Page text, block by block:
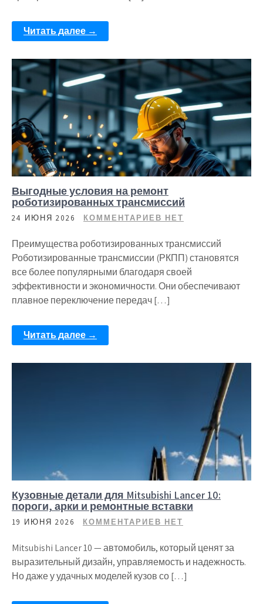
Читать далее →
Выгодные условия на ремонт
роботизированных трансмиссий
24 ИЮНЯ 2026 КОММЕНТАРИЕВ НЕТ
Преимущества роботизированных трансмиссий
Роботизированные трансмиссии (РКПП) становятся
все более популярными благодаря своей
эффективности и экономичности. Они обеспечивают
плавное переключение передач […]
Читать далее →
Кузовные детали для Mitsubishi Lancer 10:
пороги, арки и ремонтные вставки
19 ИЮНЯ 2026 КОММЕНТАРИЕВ НЕТ
Mitsubishi Lancer 10 — автомобиль, который ценят за
выразительный дизайн, управляемость и надежность.
Но даже у удачных моделей кузов со […]